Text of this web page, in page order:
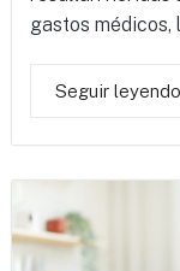
gastos médicos,
Seguir leyendo